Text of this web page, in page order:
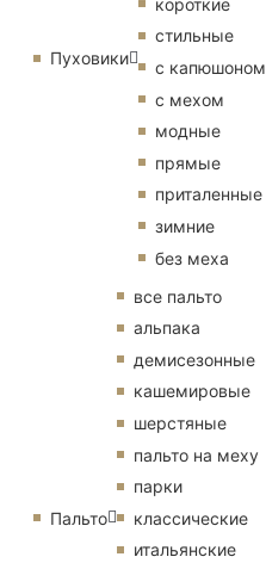
Пуховики
стильные
с капюшоном
с мехом
модные
прямые
приталенные
зимние
без меха
Пальто
все пальто
альпака
демисезонные
кашемировые
шерстяные
пальто на меху
парки
классические
итальянские